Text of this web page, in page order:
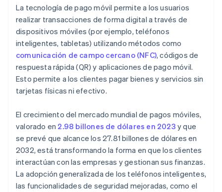
Integración y mantenimiento de tecnología
Adopción y experiencia de usuario
Riesgos y costos financieros
Fragmentación del mercado y competencia
Problemas de privacidad
Dependencia de proveedores de tecnología
La tecnología de pago móvil permite a los usuarios
realizar transacciones de forma digital a través de
dispositivos móviles (por ejemplo, teléfonos
inteligentes, tabletas) utilizando métodos como
comunicación de campo cercano (NFC), códigos de
respuesta rápida (QR) y aplicaciones de pago móvil.
Esto permite a los clientes pagar bienes y servicios sin
tarjetas físicas ni efectivo.
El crecimiento del mercado mundial de pagos móviles,
valorado en 2.98 billones de dólares en 2023 y que
se prevé que alcance los 27.81 billones de dólares en
2032, está transformando la forma en que los clientes
interactúan con las empresas y gestionan sus finanzas.
La adopción generalizada de los teléfonos inteligentes,
las funcionalidades de seguridad mejoradas, como el